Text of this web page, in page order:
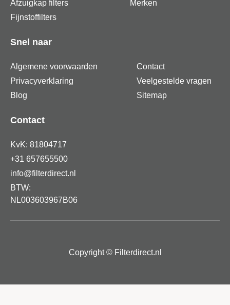
Afzuigkap filters
Fijnstoffilters
Merken
Snel naar
Algemene voorwaarden
Privacyverklaring
Blog
Contact
Veelgestelde vragen
Sitemap
Contact
KvK: 81804717
+31 657655500
info@filterdirect.nl
BTW:
NL003603967B06
Copyright © Filterdirect.nl